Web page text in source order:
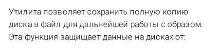
Утилита позволяет сохранить полную копию
диска в файл для дальнейшей работы с образом.
Эта функция защищает данные на дисках от: